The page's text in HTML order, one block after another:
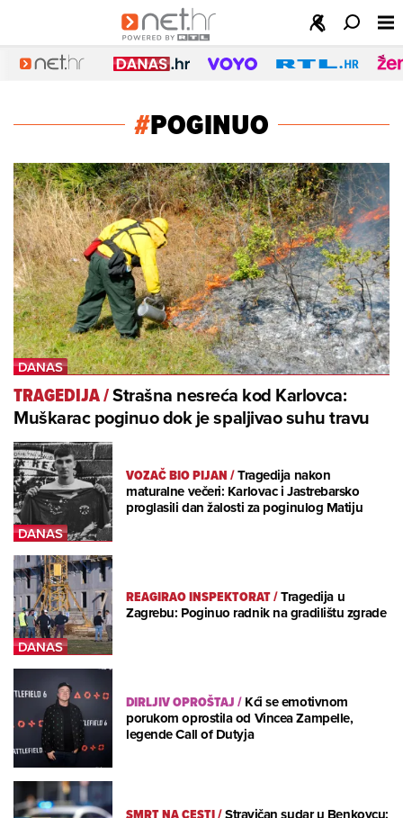
#POGINUO
TRAGEDIJA/Strašna nesreća kod Karlovca:
Muškarac poginuo dok je spaljivao suhu travu
VOZAČ BIO PIJAN/Tragedija nakon
maturalne večeri: Karlovac i Jastrebarsko
proglasili dan žalosti za poginulog Matiju
REAGIRAO INSPEKTORAT/Tragedija u
Zagrebu: Poginuo radnik na gradilištu zgrade
DIRLJIV OPROŠTAJ/Kći se emotivnom
porukom oprostila od Vincea Zampelle,
legende Call of Dutyja